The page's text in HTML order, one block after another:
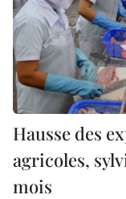
Hausse des
agricoles,
mois